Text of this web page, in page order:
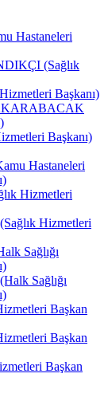
Hastaneleri
(Sağlık
Başkanı)
Başkanı)
Hastaneleri
Hizmetleri
Hizmetleri
Sağlığı
Sağlığı
Başkan
Başkan
Başkan